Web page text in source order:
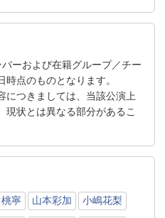
ーおよび在籍グループ／チー
点のものとなります。
つきましては、当該公演上
現状とは異なる部分があるこ
寧 山本彩加 小嶋花梨